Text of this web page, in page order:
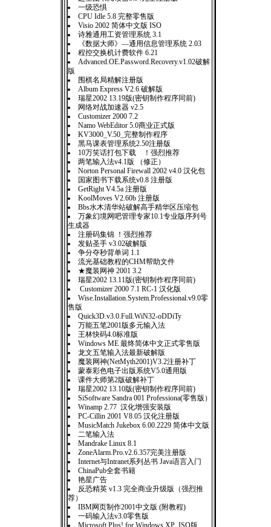
一级恐惧
CPU Idle 5.8 完整零售版
Visio 2002 简体中文版 ISO
诗雅通用工资管理系统 3.1
《数据大师》—通用信息管理系统 2.03
程控交换机计费软件 6.21
Advanced.OE.Password.Recovery.v1.02破解
版
围棋名局精解注册版
Album Express V2.6 破解版
瑞星2002 13.19版(密钥制作程序同前)
网络对战加速器 v2.5
Customizer 2000 7.2
Namo WebEditor 5.0商业正式版
KV3000_V.50_完整制作程序
黑马课表管理系统2.50注册版
10万笑话打包下载 ！强烈推荐
两笔输入法v4.1版 （修正）
Norton Personal Firewall 2002 v4.0 汉化包
国家图书下载系统v0.8 注册版
GetRight V4.5a 注册版
KoolMoves V2.60b 注册版
Bbs水木清华站破解高手精华区压缩包
万象幻境网吧管理专家10.1专业版序列号
生成器
注册码集锦 ！强烈推荐
发贴圣手 v3.02破解版
争分夺秒背单词 1.1
流光基础教程的CHM帮助文件
★魔装网神 2001 3.2
瑞星2002 13.11版(密钥制作程序同前)
Customizer 2000 7.1 RC-1 汉化版
Wise.Installation.System.Professional.v9.0零
售版
Quick3D.v3.0.Full.WiN32-oDDiTy
万能五笔2001版多元输入法
王林快码4.0标准版
Windows ME 最终简体中文正式零售版
龙文五笔输入法最新破解版
魔装网神(NetMyth2001)V3.2注册补丁
蒙泰彩色电子出版系统V5.0通用版
课件大师第2版破解补丁
瑞星2002 13.10版(密钥制作程序同前)
SiSoftware Sandra 001 Professiona(零售版）
Winamp 2.77 汉化增强安装版
PC-Cillin 2001 V8.05 汉化注册版
MusicMatch Jukebox 6.00.2229 简体中文版
二笔输入法
Mandrake Linux 8.1
ZoneAlarm.Pro.v2.6.357完美注册版
Internet与Intranet系列丛书 Java语言入门
ChinaPub全套书籍
艳星广告
反恐精英 v1.3 完全商业升级版（强烈推
荐）
IBM网页制作2001中文版 (附教程)
一码输入法v3.0零售版
Microsoft Plus! for Windows XP ISO版